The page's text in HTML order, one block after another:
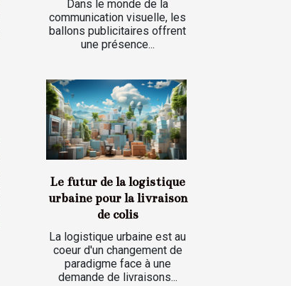
Dans le monde de la
communication visuelle, les
ballons publicitaires offrent
une présence...
Le futur de la logistique
urbaine pour la livraison
de colis
La logistique urbaine est au
coeur d'un changement de
paradigme face à une
demande de livraisons...